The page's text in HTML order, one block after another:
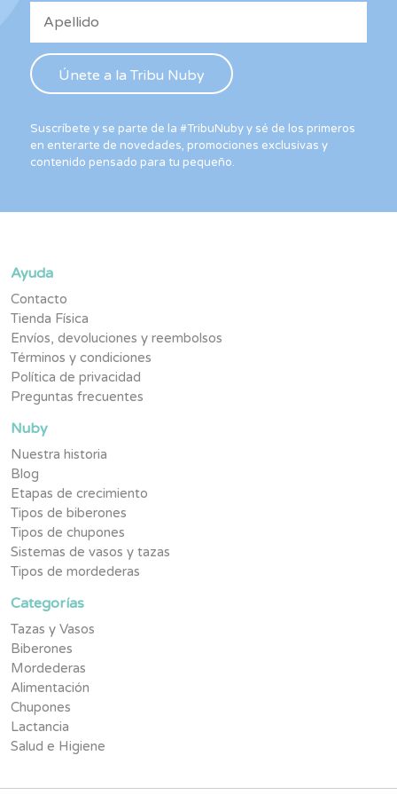
Suscríbete y se parte de la #TribuNuby y sé de los primeros
en enterarte de novedades, promociones exclusivas y
contenido pensado para tu pequeño.
Ayuda
Contacto
Tienda Física
Envíos, devoluciones y reembolsos
Términos y condiciones
Política de privacidad
Preguntas frecuentes
Nuby
Nuestra historia
Blog
Etapas de crecimiento
Tipos de biberones
Tipos de chupones
Sistemas de vasos y tazas
Tipos de mordederas
Categorías
Tazas y Vasos
Biberones
Mordederas
Alimentación
Chupones
Lactancia
Salud e Higiene